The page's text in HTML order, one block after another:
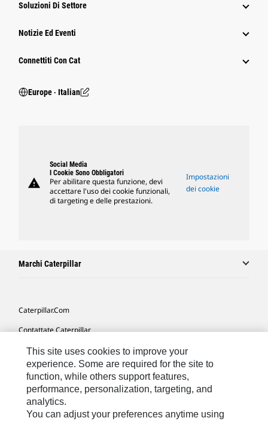
Soluzioni Di Settore
Notizie Ed Eventi
Connettiti Con Cat
Europe ‧ Italian
warning
Social Media
I Cookie Sono Obbligatori
Per abilitare questa funzione, devi
accettare l'uso dei cookie funzionali,
di targeting e delle prestazioni.
Impostazioni
dei cookie
Marchi Caterpillar
Caterpillar.com
Contattate Caterpillar
Le Mie Preferenze Di Marketing
Mappa Del Sito
Cookie Settings
Informazioni Legali
This site uses cookies to improve your
experience. Some are required for the site to
function, while others support features,
performance, personalization, targeting, and
analytics.
You can adjust your preferences anytime using